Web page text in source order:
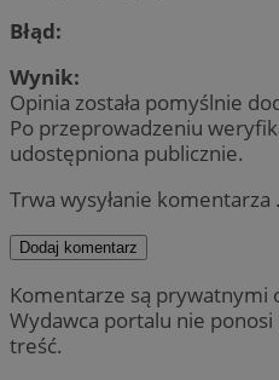
Błąd:
Wynik:
Opinia została pomyślnie
Po przeprowadzeniu
udostępniona publicznie.
Trwa wysyłanie komentarza
Dodaj komentarz
Komentarze są prywatnymi
Wydawca portalu nie
treść.